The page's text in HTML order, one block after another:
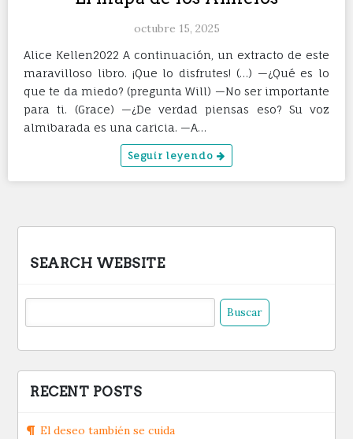
octubre 15, 2025
Alice Kellen2022 A continuación, un extracto de este
maravilloso libro. ¡Que lo disfrutes! (…) —¿Qué es lo
que te da miedo? (pregunta Will) —No ser importante
para ti. (Grace) —¿De verdad piensas eso? Su voz
almibarada es una caricia. —A…
Seguir leyendo
SEARCH WEBSITE
Buscar:
RECENT POSTS
El deseo también se cuida